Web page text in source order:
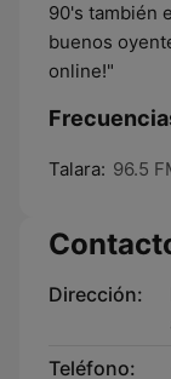
90's también
buenos
online!"
Talara: 96.5
Dirección:
Teléfono: